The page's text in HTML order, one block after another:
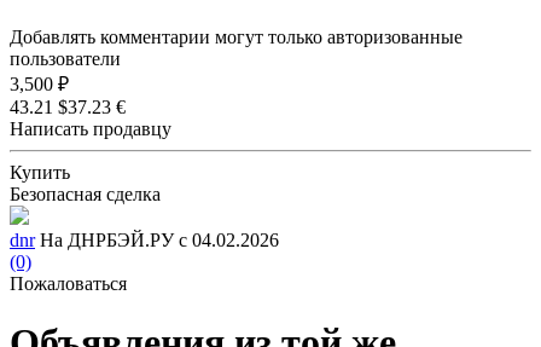
Добавлять комментарии могут только авторизованные
пользователи
3,500 ₽
43.21 $37.23 €
Написать продавцу
Купить
Безопасная сделка
dnr На ДНРБЭЙ.РУ с 04.02.2026
(0)
Пожаловаться